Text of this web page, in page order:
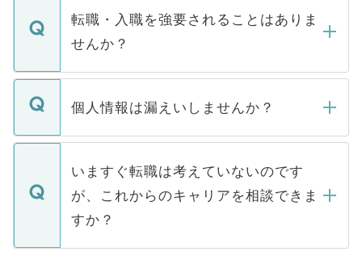
いただきますので、しばらくお待ちくださ
うち約3割は、Webサイトからご覧いただ
けない「非公開求人」です。非公開求人は
下記の理由によって、一般には公開してい
ません。
■応募殺到を避けるため 人気のある医療機
関を公にしてしまうと、応募が殺到する場
に、医療機関が求める条件に合った人材の
みを人材紹介会社に依頼するケースが増え
ています。
転職・入職を強要されることはありま
せんか？
転職・入職を強要することは一切ありませ
ん。また、仮に応募先から内定をいただい
定を承諾する必要はありません。内定先へ
の辞退の連絡はキャリアパートナーが行い
個人情報は漏えいしませんか？
個人情報が漏えいすることはありませんの
で、ご安心ください。当サイトからの登録
などで収集したご登録者様の個人情報は、
ご本人のキャリアアップおよび転職活動の
支援を目的に使用いたします。お預かりし
ているすべての個人データはご本人の許可
いますぐ転職は考えていないのです
が、これからのキャリアを相談できま
すか？